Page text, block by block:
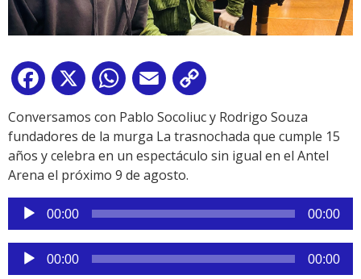
Facebook
X WhatsApp
Email
Link
Conversamos con Pablo Socoliuc y Rodrigo Souza
fundadores de la murga La trasnochada que cumple 15
años y celebra en un espectáculo sin igual en el Antel
Arena el próximo 9 de agosto.
Reproductor
de
audio
00:00 00:00
Reproductor
de
00:00 00:00